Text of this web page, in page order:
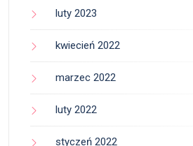
luty 2023
kwiecień 2022
marzec 2022
luty 2022
styczeń 2022